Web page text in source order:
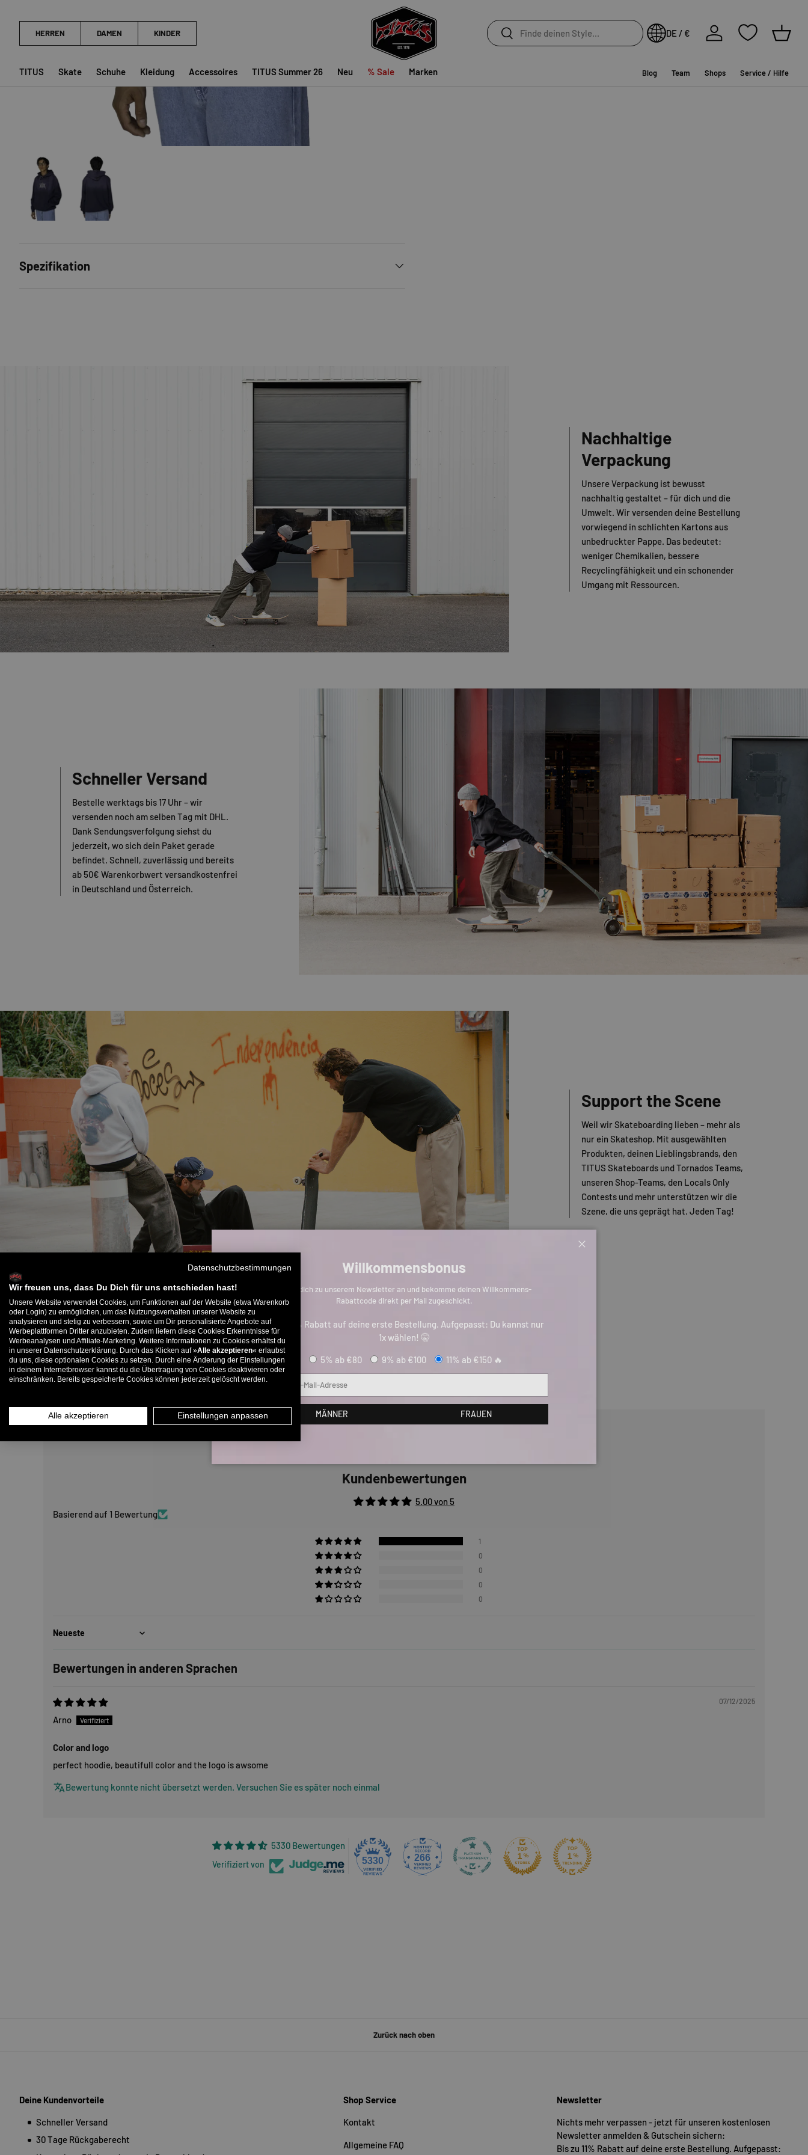
Suchen
Suchen DE / €
Einloggen
TITUS Skate Schuhe Kleidung Accessoires TITUS Summer 26 Neu % Sale Marken Blog Team Shops Service / Hilfe
Bild 1 in Galerieansicht ladenBild 2 in Galerieansicht laden
In die Wunschliste
Spezifikation
Nachhaltige
Verpackung
Unsere Verpackung ist bewusst
nachhaltig gestaltet – für dich und die
Umwelt. Wir versenden deine Bestellung
vorwiegend in schlichten Kartons aus
unbedruckter Pappe. Das bedeutet:
weniger Chemikalien, bessere
Recyclingfähigkeit und ein schonender
Umgang mit Ressourcen.
Schneller Versand
Bestelle werktags bis 17 Uhr – wir
versenden noch am selben Tag mit DHL.
Dank Sendungsverfolgung siehst du
jederzeit, wo sich dein Paket gerade
befindet. Schnell, zuverlässig und bereits
ab 50€ Warenkorbwert versandkostenfrei
in Deutschland und Österreich.
Support the Scene
Weil wir Skateboarding lieben – mehr als
nur ein Skateshop. Mit ausgewählten
Produkten, deinen Lieblingsbrands, den
TITUS Skateboards und Tornados Teams,
unseren Shop-Teams, den Locals Only
Contests und mehr unterstützen wir die
Szene, die uns geprägt hat. Jeden Tag!
Kundenbewertungen
5.00 von 5
Basierend auf 1 Bewertung
1
0
0
0
0
Sort by
Bewertungen in anderen Sprachen
07/12/2025
Arno
Color and logo
perfect hoodie, beautifull color and the logo is awsome
Bewertung konnte nicht übersetzt werden. Versuchen Sie es später noch einmal
5330 Bewertungen
Verifiziert von 5330 266
Willkommensbonus
Melde dich zu unserem Newsletter an und bekomme deinen Willkommens-
Rabattcode direkt per Mail zugeschickt.
Bis zu 11% Rabatt auf deine erste Bestellung. Aufgepasst: Du kannst nur
1x wählen! 🤫
5% ab €80 9% ab €100 11% ab €150 🔥
E-Mail
MÄNNER FRAUEN
Zurück nach oben
Deine Kundenvorteile
Schneller Versand
30 Tage Rückgaberecht
Shop Service
Kontakt
Allgemeine FAQ
Newsletter
Nichts mehr verpassen - jetzt für unseren kostenlosen
Newsletter anmelden & Gutschein sichern:
Bis zu 11% Rabatt auf deine erste Bestellung. Aufgepasst:
Datenschutzbestimmungen
Wir freuen uns, dass Du Dich für uns entschieden hast!
Unsere Website verwendet Cookies, um Funktionen auf der Website (etwa Warenkorb
oder Login) zu ermöglichen, um das Nutzungsverhalten unserer Website zu
analysieren und stetig zu verbessern, sowie um Dir personalisierte Angebote auf
Werbeplattformen Dritter anzubieten. Zudem liefern diese Cookies Erkenntnisse für
Werbeanalysen und Affiliate-Marketing. Weitere Informationen zu Cookies erhältst du
in unserer Datenschutzerklärung. Durch das Klicken auf »Alle akzeptieren« erlaubst
du uns, diese optionalen Cookies zu setzen. Durch eine Änderung der Einstellungen
in deinem Internetbrowser kannst du die Übertragung von Cookies deaktivieren oder
einschränken. Bereits gespeicherte Cookies können jederzeit gelöscht werden.
Alle akzeptieren Einstellungen anpassen